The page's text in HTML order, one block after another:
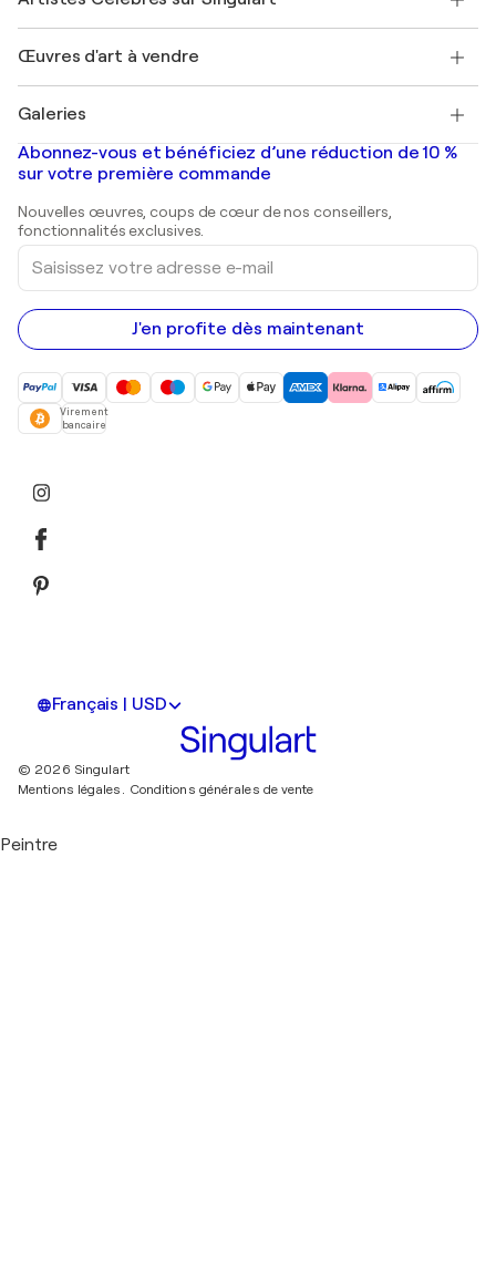
+33 1 76 44 06 42
Magazine Singulart
Emplois
Découvrez une sélection d'art original
Marc Chagall
Banksy
Mr. Brainwash
Shepard Fairey
Œuvres d'art à vendre
Tableaux abstraits à vendre
Peintures de paysage
Estampes
Peintures acryliques
Galeries
Galeries d'art en France
Galeries d'art en Belgique
Abonnez-vous et bénéficiez d’une réduction de 10 %
sur votre première commande
Nouvelles œuvres, coups de cœur de nos conseillers,
fonctionnalités exclusives.
Saisissez
votre
adresse
e-
mail
J'en profite dès maintenant
Virement
bancaire
Français | USD
© 2026 Singulart
Mentions légales. Conditions générales de vente
Peintre